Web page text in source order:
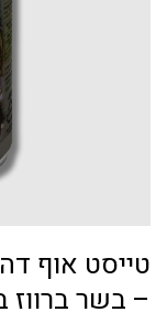
טייסט אוף
– בשר ברווז